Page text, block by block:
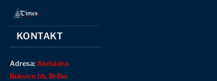
KONTAKT
Adresa:Abdulaha
Bukvice bb, Brčko